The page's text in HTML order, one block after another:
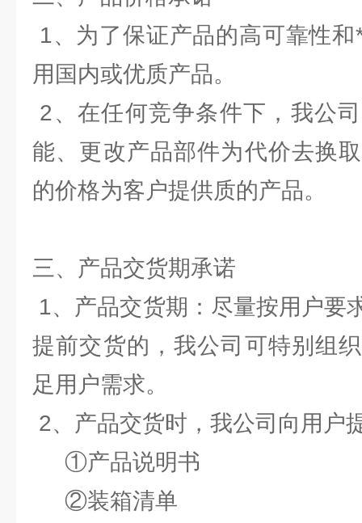
1、为了保证产品的高可靠性
用国内或优质产品。
2、在任何竞争条件下，我公
能、更改产品部件为代价去换
的价格为客户提供质的产品。
三、产品交货期承诺
1、产品交货期：尽量按用户要
提前交货的，我公司可特别组
足用户需求。
2、产品交货时，我公司向用户
①产品说明书
②装箱清单